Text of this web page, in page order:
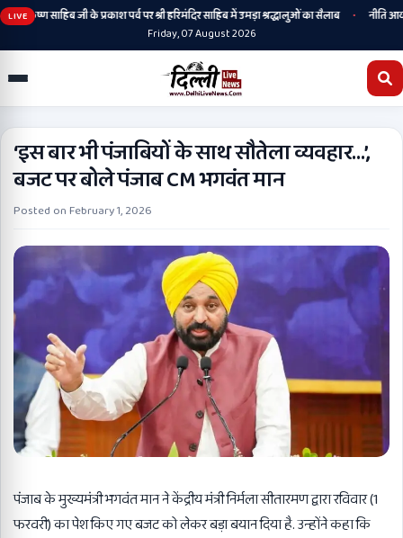
LIVE साहिब जी के प्रकाश पर्व पर श्री हरिमंदिर साहिब में उमड़ा श्रद्धालुओं का सैलाब •
नीति आयोग
Friday, 07 August 2026
‘इस बार भी पंजाबियों के साथ सौतेला व्यवहार…’,
बजट पर बोले पंजाब CM भगवंत मान
Posted onFebruary 1, 2026
पंजाब के मुख्यमंत्री भगवंत मान ने केंद्रीय मंत्री निर्मला सीतारमण द्वारा रविवार (1
फरवरी) का पेश किए गए बजट को लेकर बड़ा बयान दिया है. उन्होंने कहा कि